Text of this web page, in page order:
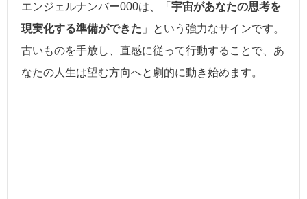
エンジェルナンバー000は、「 宇宙があなたの思考を
現実化する準備ができた 」という強力なサインです。
古いものを手放し、直感に従って行動することで、あ
なたの人生は望む方向へと劇的に動き始めます。